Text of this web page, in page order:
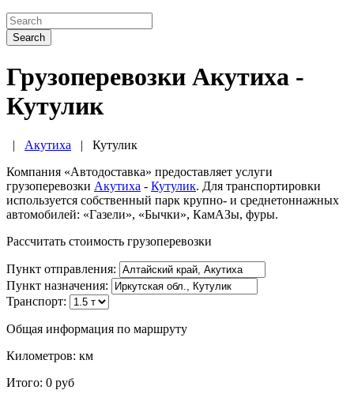
Search
Грузоперевозки Акутиха -
Кутулик
| Акутиха | Кутулик
Компания «Автодоставка» предоставляет услуги
грузоперевозки Акутиха - Кутулик. Для транспортировки
используется собственный парк крупно- и среднетоннажных
автомобилей: «Газели», «Бычки», КамАЗы, фуры.
Рассчитать стоимость грузоперевозки
Пункт отправления:
Пункт назначения:
Транспорт:
Общая информация по маршруту
Километров: км
Итого: 0 руб